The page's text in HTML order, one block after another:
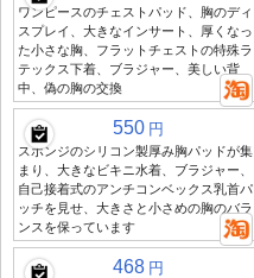
ワンピースのチェストパッド、胸のディ
スプレイ、大きなインサート、厚くなっ
た小さな胸、フラットチェストの特殊ラ
テックス下着、ブラジャー、美しい背
中、偽の胸の交換
550 円
スポンジのシリコン製厚み胸パッドが集
まり、大きなビキニ水着、ブラジャー、
自己接着式のアンチコンベックス乳首パ
ッチを見せ、大きさと小さめの胸のバラ
ンスを保っています
468 円